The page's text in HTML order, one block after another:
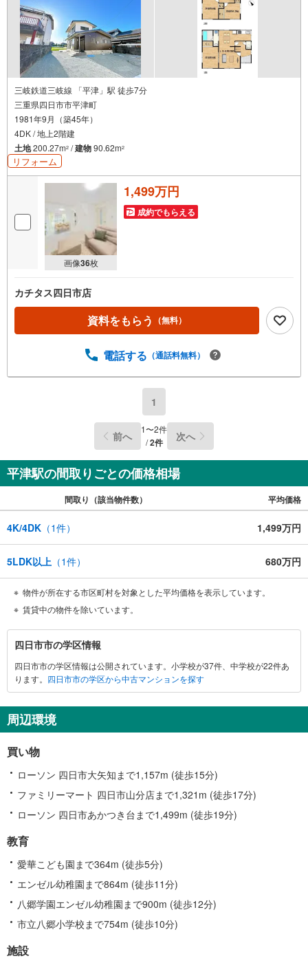
三岐鉄道三岐線 「平津」駅 徒歩7分
三重県四日市市平津町
1981年9月（築45年）
4DK / 地上2階建
土地200.27m2 /建物90.62m2
リフォーム
画像36枚
1,499万円
成約でもらえる
カチタス四日市店
資料をもらう （無料）
電話する （通話料無料）
1
前へ 1〜2件
/2件 次へ
平津駅の間取りごとの価格相場
間取り（該当物件数） 平均価格
4K/4DK （1件） 1,499万円
5LDK以上 （1件） 680万円
物件が所在する市区町村を対象とした平均価格を表示しています。
賃貸中の物件を除いています。
日
市
市
関
す
情
報
四日市市の学区情報
四日市市の学区情報は公開されています。小学校が37件、中学校が22件あ
ります。 四日市市の学区から中古マンションを探す
周辺環境
買い物
ローソン 四日市大矢知まで1,157m (徒歩15分)
ファミリーマート 四日市山分店まで1,321m (徒歩17分)
ローソン 四日市あかつき台まで1,499m (徒歩19分)
教育
愛華こども園まで364m (徒歩5分)
エンゼル幼稚園まで864m (徒歩11分)
八郷学園エンゼル幼稚園まで900m (徒歩12分)
市立八郷小学校まで754m (徒歩10分)
施設